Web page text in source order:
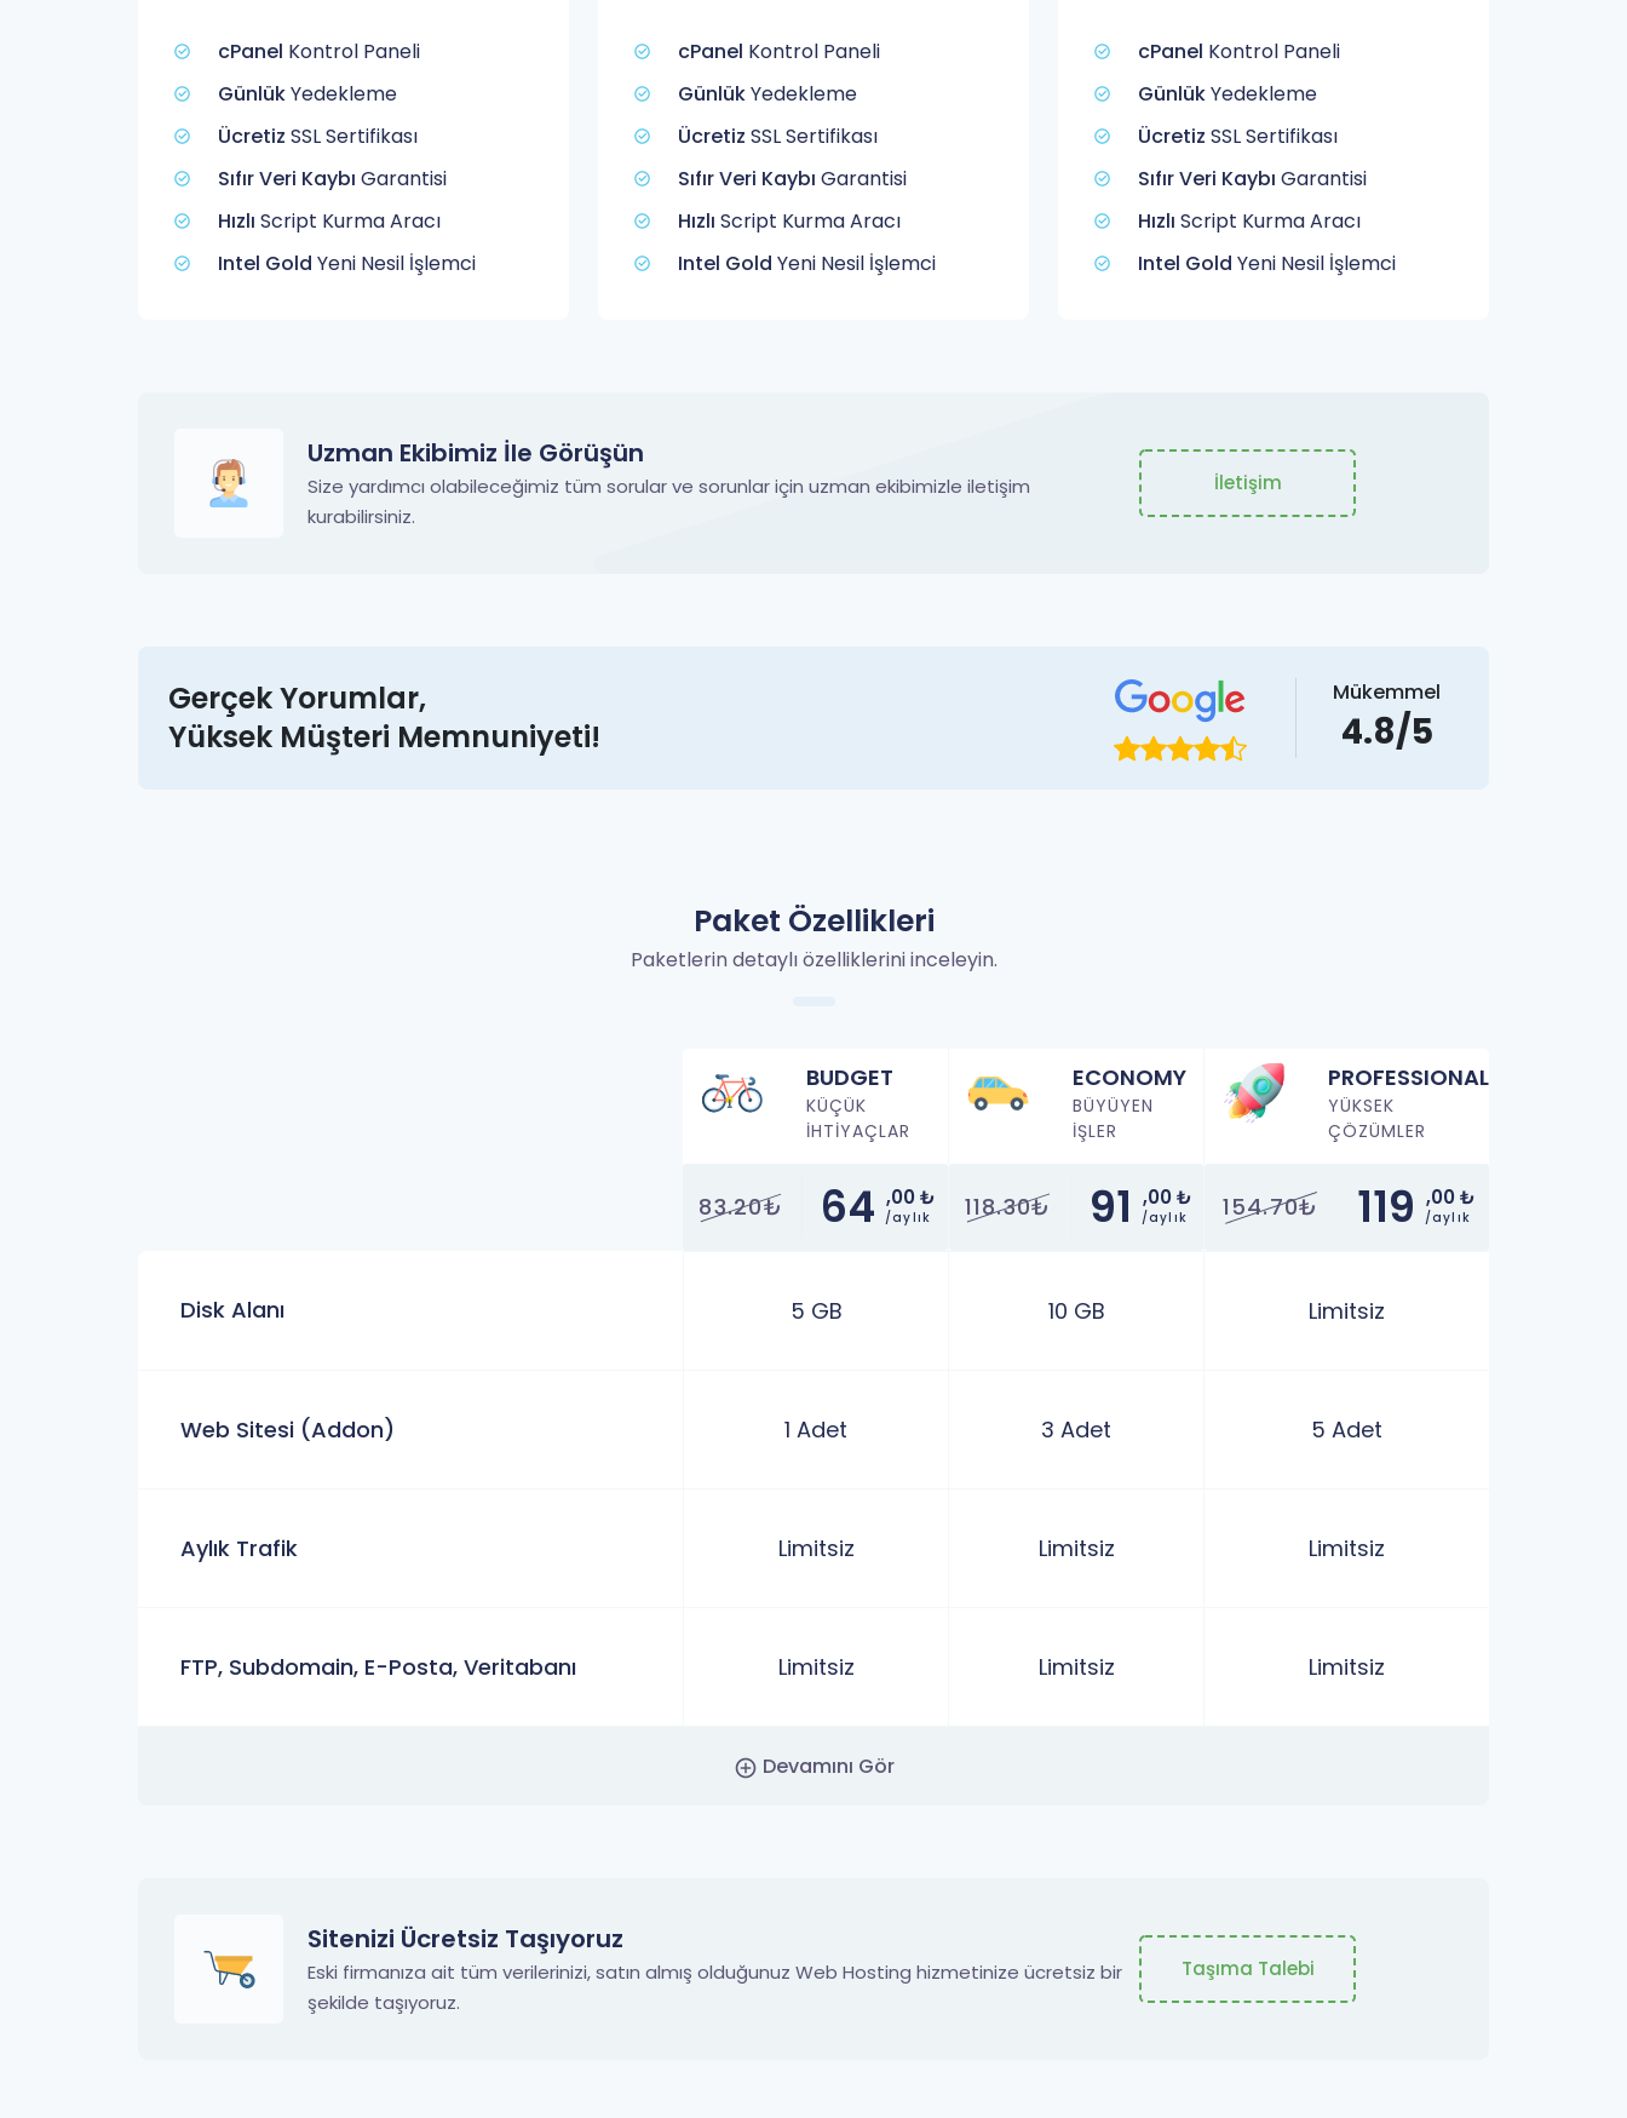
cPanel Kontrol Paneli
GünlükYedekleme
Ücretiz SSL Sertifikası
Sıfır Veri Kaybı Garantisi
Hızlı Script Kurma Aracı
Intel Gold Yeni Nesil İşlemci
cPanel Kontrol Paneli
GünlükYedekleme
Ücretiz SSL Sertifikası
Sıfır Veri Kaybı Garantisi
Hızlı Script Kurma Aracı
Intel Gold Yeni Nesil İşlemci
cPanel Kontrol Paneli
GünlükYedekleme
Ücretiz SSL Sertifikası
Sıfır Veri Kaybı Garantisi
Hızlı Script Kurma Aracı
Intel Gold Yeni Nesil İşlemci
İletişim
Uzman Ekibimiz İle Görüşün
Size yardımcı olabileceğimiz tüm sorular ve sorunlar için uzman ekibimizle iletişim
kurabilirsiniz.
Gerçek Yorumlar,
Yüksek Müşteri Memnuniyeti!
Mükemmel
4.8/5
Paket Özellikleri
Paketlerin detaylı özelliklerini inceleyin.
BUDGET
KÜÇÜK
İHTİYAÇLAR
ECONOMY
BÜYÜYEN
İŞLER
PROFESSIONAL
YÜKSEK
ÇÖZÜMLER
83.20₺ 64 ,00 ₺
/aylık 118.30₺ 91 ,00 ₺
/aylık 154.70₺ 119 ,00 ₺
/aylık
Disk Alanı 5 GB 10 GB Limitsiz
Web Sitesi (Addon) 1 Adet 3 Adet 5 Adet
Aylık Trafik Limitsiz Limitsiz Limitsiz
FTP, Subdomain, E-Posta, Veritabanı Limitsiz Limitsiz Limitsiz
Devamını Gör
Taşıma Talebi
Sitenizi Ücretsiz Taşıyoruz
Eski firmanıza ait tüm verilerinizi, satın almış olduğunuz Web Hosting hizmetinize ücretsiz bir
şekilde taşıyoruz.